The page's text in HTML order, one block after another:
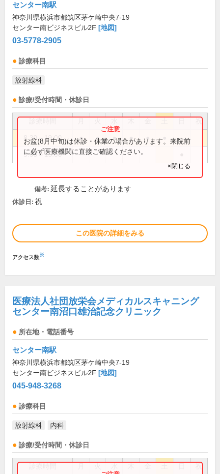
センター南駅
神奈川県横浜市都筑区茅ケ崎中央7-19
センター南ビジネスビル2F [地図]
03-5778-2905
診療科目
放射線科
診療/受付時間・休診日
祝
8:30～19:00 ● ● ● ● ●
9:00～15:00
お盆(8月中旬)は休診・休業の場合があります。来院前
に必ず医療機関に直接ご確認ください。
×閉じる
備考: 延長することがあります
休診日: 祝
この医院の詳細をみる
アクセス数※
医療法人社団放栄会メディカルスキャニング
センター南沼口雄治記念クリニック
所在地・電話番号
センター南駅
神奈川県横浜市都筑区茅ケ崎中央7-19
センター南ビジネスビル2F [地図]
045-948-3268
診療科目
放射線科 内科
診療/受付時間・休診日
祝